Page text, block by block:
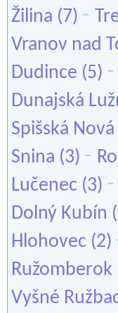
Žilina (7) -
Vranov nad
Dudince (5) -
Dunajská
Spišská Nová
Snina (3) -
Lučenec (3) -
Dolný Kubín
Hlohovec (2)
Ružomberok
Vyšné